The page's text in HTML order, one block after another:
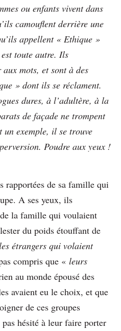
ou enfants vivent dans
camouflent derrière une
appellent « Ethique »
toute autre. Ils
mots, et sont à des
» dont ils se réclament.
dures, à l’adultère, à la
de façade ne trompent
un exemple, il se trouve
. Poudre aux yeux !
rapportées de sa famille qui
A ses yeux, ils
la famille qui voulaient
du poids étouffant de
étrangers qui volaient
compris que « leurs
au monde épousé des
avaient eu le choix, et que
de ces groupes
hésité à leur faire porter